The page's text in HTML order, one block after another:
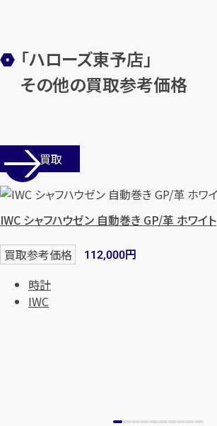
「ハローズ東予店」
その他の買取参考価格
店舗買取
IWC シャフハウゼン 自動巻き GP/革 ホワイト
買取参考価格 112,000円
時計
IWC